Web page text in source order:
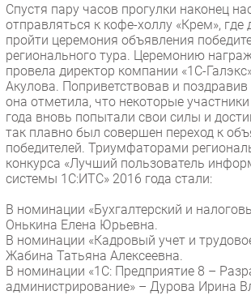
Спустя пару часов прогулки наконец
отправляться к кофе-холлу «Крем»,
пройти церемония объявления
регионального тура. Церемонию
провела директор компании «1С-
Акулова. Поприветствовав и
она отметила, что некоторые
года вновь попытали свои силы и
так плавно был совершен переход к
победителей. Триумфаторами
конкурса «Лучший пользователь
системы 1С:ИТС» 2016 года стали:
В номинации «Бухгалтерский и
Онькина Елена Юрьевна.
В номинации «Кадровый учет и
Жабина Татьяна Алексеевна.
В номинации «1С: Предприятие 8 –
администрирование» – Дурова Ирина